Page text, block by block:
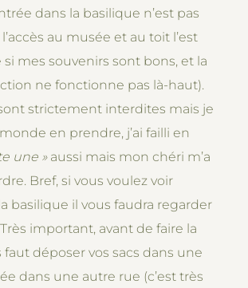
dans la basilique n’est pas
au musée et au toit l’est
mes souvenirs sont bons, et la
ne fonctionne pas là-haut).
strictement interdites mais je
en prendre, j’ai failli en
une »aussi mais mon chéri m’a
Bref, si vous voulez voir
basilique il vous faudra regarder
important, avant de faire la
faut déposer vos sacs dans une
dans une autre rue (c’est très